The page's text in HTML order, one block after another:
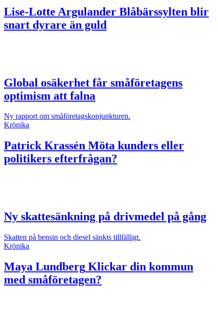
Lise-Lotte Argulander Blåbärssylten blir
snart dyrare än guld
Global osäkerhet får småföretagens
optimism att falna
Ny rapport om småföretagskonjunkturen.
Krönika
Patrick Krassén Möta kunders eller
politikers efterfrågan?
Ny skattesänkning på drivmedel på gång
Skatten på bensin och diesel sänkts tillfälligt.
Krönika
Maya Lundberg Klickar din kommun
med småföretagen?